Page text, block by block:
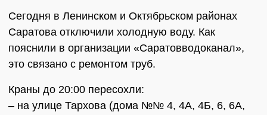
Сегодня в Ленинском и Октябрьском районах
Саратова отключили холодную воду. Как
пояснили в организации «Саратовводоканал»,
это связано с ремонтом труб.
Краны до 20:00 пересохли:
– на улице Тархова (дома №№ 4, 4А, 4Б, 6, 6А,